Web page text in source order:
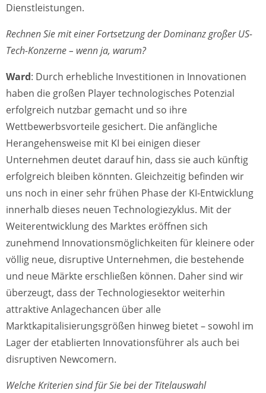
Dienstleistungen.
Rechnen Sie mit einer Fortsetzung der Dominanz großer US-
Tech-Konzerne – wenn ja, warum?
Ward: Durch erhebliche Investitionen in Innovationen
haben die großen Player technologisches Potenzial
erfolgreich nutzbar gemacht und so ihre
Wettbewerbsvorteile gesichert. Die anfängliche
Herangehensweise mit KI bei einigen dieser
Unternehmen deutet darauf hin, dass sie auch künftig
erfolgreich bleiben könnten. Gleichzeitig befinden wir
uns noch in einer sehr frühen Phase der KI-Entwicklung
innerhalb dieses neuen Technologiezyklus. Mit der
Weiterentwicklung des Marktes eröffnen sich
zunehmend Innovationsmöglichkeiten für kleinere oder
völlig neue, disruptive Unternehmen, die bestehende
und neue Märkte erschließen können. Daher sind wir
überzeugt, dass der Technologiesektor weiterhin
attraktive Anlagechancen über alle
Marktkapitalisierungsgrößen hinweg bietet – sowohl im
Lager der etablierten Innovationsführer als auch bei
disruptiven Newcomern.
Welche Kriterien sind für Sie bei der Titelauswahl